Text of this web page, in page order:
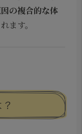
の複合的な体
ます。